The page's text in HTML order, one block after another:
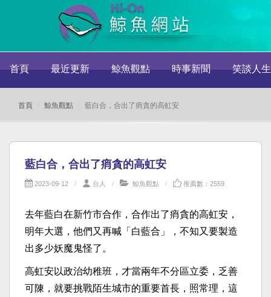
首頁 最近更新 鯨魚觀點 時事新聞 笑談人生
首頁 鯨魚觀點 藍白合，合出了痟貪的高虹安
藍白合，合出了痟貪的高虹安
2023-09-12 台人 鯨魚觀點 推薦數：2559
去年藍白在新竹市合作，合作出了痟貪的高虹安，
明年大選，他們又再喊「白藍合」，不知又要製造
出多少妖魔鬼怪了。
高虹安以政治幼稚班，才當兩年不分區立委，乏善
可陳，就要挑戰陌生城市的重要首長，照常理，這